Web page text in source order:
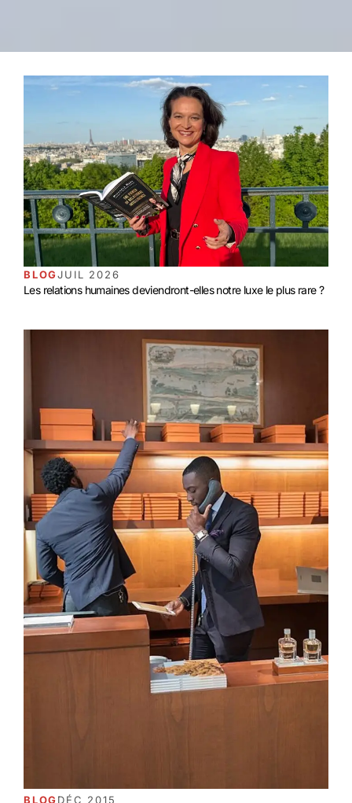
BLOGJUIL 2026
Les relations humaines deviendront-elles notre luxe le plus rare ?
BLOGDÉC 2015